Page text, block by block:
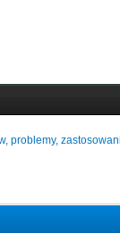
problemy,